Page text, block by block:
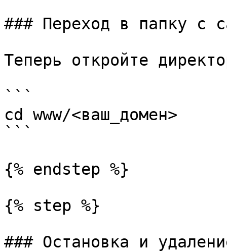
### Переход в папку с
Теперь откройте
```
cd www/<ваш_домен>
```
{% endstep %}
{% step %}
### Остановка и